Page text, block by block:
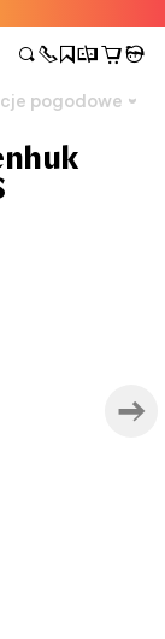
pogodowe